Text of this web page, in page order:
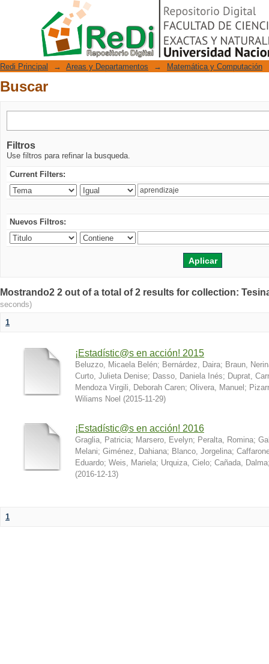
Repositorio Digital
Redi Principal → Areas y Departamentos → Matemática y Computación
Buscar
Filtros
Use filtros para refinar la busqueda.
Current Filters:
Nuevos Filtros:
Mostrando2 2 out of a total of 2 results for collection:
seconds)
1
¡Estadístic@s en acción! 2015
Beluzzo, Micaela Belén; Bernárdez, Daira; Braun,
Curto, Julieta Denise; Dasso, Daniela Inés; Duprat,
Mendoza Virgili, Deborah Caren; Olivera, Manuel ;
Wiliams Noel (2015-11-29)
¡Estadístic@s en acción! 2016
Graglia, Patricia; Marsero, Evelyn; Peralta, Romina;
Melani; Giménez, Dahiana; Blanco, Jorgelina;
Eduardo; Weis, Mariela; Urquiza, Cielo; Cañada, Dalma
(2016-12-13)
1